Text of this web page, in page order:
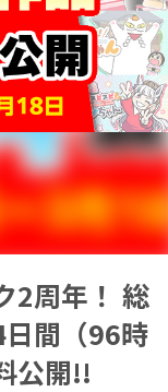
2周年！ 総
間（96時
公開!!